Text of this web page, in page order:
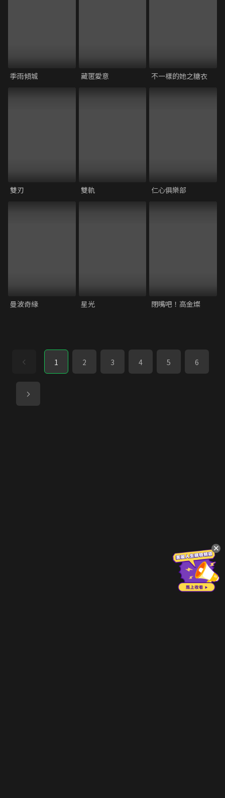
季雨傾城 藏匿愛意 不一樣的她之糖衣
雙刃 雙軌 仁心俱樂部
曼波奇緣 星光 閉嘴吧！高金燦
1 2 3 4 5 6